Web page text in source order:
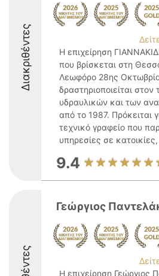
Διακριθέντες
Η επιχείρηση
που βρίσκεται στη
Λεωφόρο 28ης
δραστηριοποιείται
υδραυλικών και των
από το 1987. Πρόκειται
τεχνικό γραφείο που
υπηρεσίες σε
9.4
Γεώργιος
Η επιχείρηση Γεώργιος